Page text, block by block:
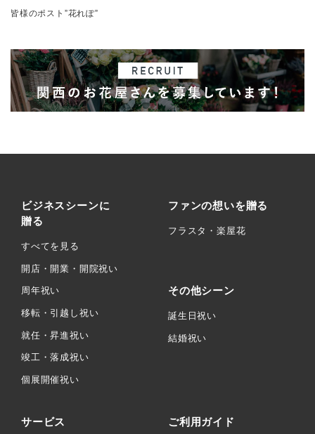
皆様のポスト”花れぽ”
ビジネスシーンに
贈る
すべてを見る
開店・開業・開院祝い
周年祝い
移転・引越し祝い
就任・昇進祝い
竣工・落成祝い
個展開催祝い
ファンの想いを贈る
フラスタ・楽屋花
その他シーン
誕生日祝い
結婚祝い
サービス ご利用ガイド